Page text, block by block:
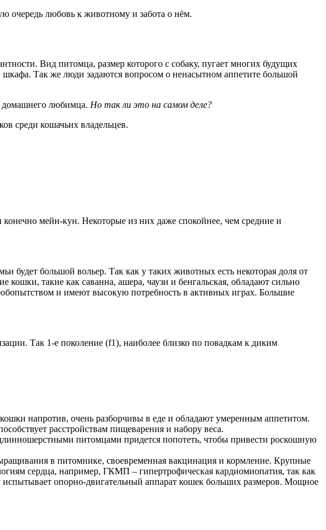
очередь любовь к животному и забота о нём.
Вид питомца, размер которого с собаку, пугает многих будущих
Так же люди задаются вопросом о ненасытном аппетите большой
домашнего любимца. Но так ли это на самом деле?
среди кошачьих владельцев.
мейн-кун. Некоторые из них даже спокойнее, чем средние и
будет большой вольер. Так как у таких животных есть некоторая доля от
такие как саванна, ашера, чаузи и бенгальская, обладают сильно
и имеют высокую потребность в активных играх. Большие
Так 1-е поколение (f1), наиболее близко по повадкам к диким
напротив, очень разборчивы в еде и обладают умеренным аппетитом.
расстройствам пищеварения и набору веса.
питомцами придется попотеть, чтобы привести роскошную
в питомнике, своевременная вакцинация и кормление. Крупные
сердца, например, ГКМП – гипертрофическая кардиомиопатия, так как
опорно-двигательный аппарат кошек больших размеров. Мощное